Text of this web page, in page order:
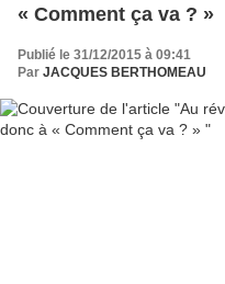
« Comment ça va ? »
Publié le 31/12/2015 à 09:41
Par JACQUES BERTHOMEAU